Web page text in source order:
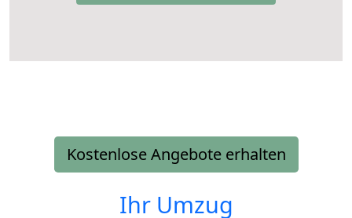
Kostenlose Angebote erhalten
Ihr Umzug